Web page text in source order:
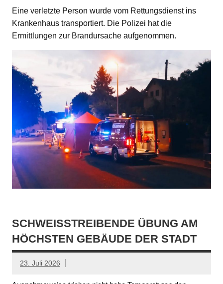
Eine verletzte Person wurde vom Rettungsdienst ins
Krankenhaus transportiert. Die Polizei hat die
Ermittlungen zur Brandursache aufgenommen.
SCHWEISSTREIBENDE ÜBUNG AM H
ÖCHSTEN GEBÄUDE DER STADT
23. Juli 2026